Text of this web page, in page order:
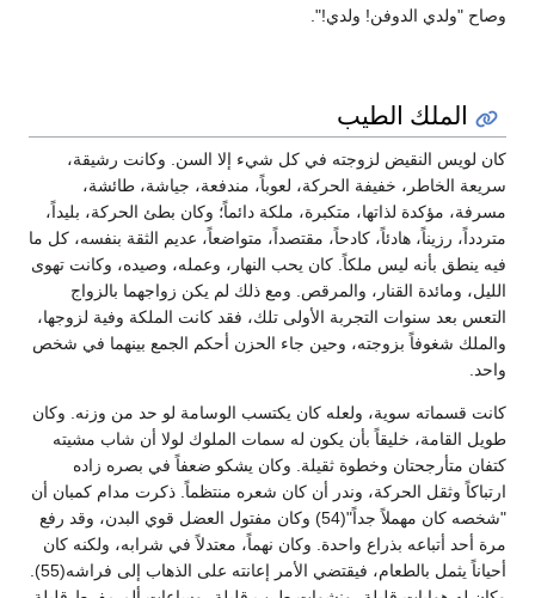
وصاح "ولدي الدوفن! ولدي!".
الملك الطيب
كان لويس النقيض لزوجته في كل شيء إلا السن. وكانت رشيقة،
سريعة الخاطر، خفيفة الحركة، لعوباً، مندفعة، جياشة، طائشة،
مسرفة، مؤكدة لذاتها، متكبرة، ملكة دائماً؛ وكان بطئ الحركة، بليداً،
متردداً، رزيناً، هادئاً، كادحاً، مقتصداً، متواضعاً، عديم الثقة بنفسه، كل ما
فيه ينطق بأنه ليس ملكاً. كان يحب النهار، وعمله، وصيده، وكانت تهوى
الليل، ومائدة القنار، والمرقص. ومع ذلك لم يكن زواجهما بالزواج
التعس بعد سنوات التجربة الأولى تلك، فقد كانت الملكة وفية لزوجها،
والملك شغوفاً بزوجته، وحين جاء الحزن أحكم الجمع بينهما في شخص
واحد.
كانت قسماته سوية، ولعله كان يكتسب الوسامة لو حد من وزنه. وكان
طويل القامة، خليقاً بأن يكون له سمات الملوك لولا أن شاب مشيته
كتفان متأرجحتان وخطوة ثقيلة. وكان يشكو ضعفاً في بصره زاده
ارتباكاً وثقل الحركة، وندر أن كان شعره منتظماً. ذكرت مدام كمبان أن
"شخصه كان مهملاً جداً"(54) وكان مفتول العضل قوي البدن، وقد رفع
مرة أحد أتباعه بذراع واحدة. وكان نهماً، معتدلاً في شرابه، ولكنه كان
أحياناً يثمل بالطعام، فيقتضي الأمر إعانته على الذهاب إلى فراشه(55).